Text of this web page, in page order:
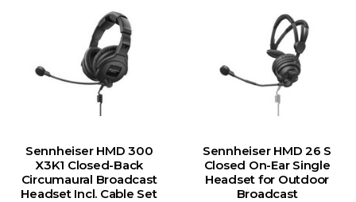
Sennheiser HMD 300
X3K1 Closed-Back
Circumaural Broadcast
Headset Incl. Cable Set
Sennheiser HMD 26 S
Closed On-Ear Single
Headset for Outdoor
Broadcast